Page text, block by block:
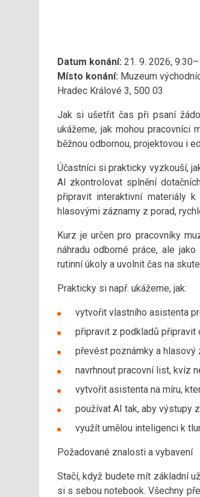
Datum konání: 21. 9. 2026,
Místo konání: Muzeum
Hradec Králové 3, 500 03
Jak si ušetřit čas při psaní
ukážeme, jak mohou pracovníci
běžnou odbornou, projektovou i
Účastníci si prakticky vyzkouší,
AI zkontrolovat splnění
připravit interaktivní materiály
hlasovými záznamy z porad,
Kurz je určen pro pracovníky
náhradu odborné práce, ale
rutinní úkoly a uvolnit čas na
Prakticky si např. ukážeme, jak:
vytvořit vlastního asistenta
připravit z podkladů připravit
převést poznámky a hlasový
navrhnout pracovní list, kvíz
vytvořit asistenta na míru,
používat AI tak, aby výstupy
využít umělou inteligenci k
Požadované znalosti a vybavení
Stačí, když budete mít základní
si s sebou notebook. Všechny